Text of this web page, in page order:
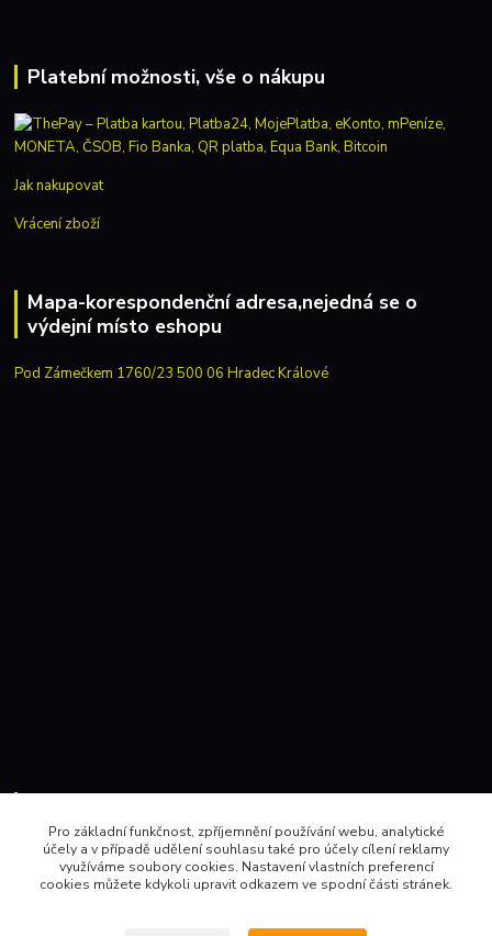
Platební možnosti, vše o nákupu
Jak nakupovat
Vrácení zboží
Mapa-korespondenční adresa,nejedná se o
výdejní místo eshopu
Pod Zámečkem 1760/23 500 06 Hradec Králové
604 157410 , 602 345528
Pro základní funkčnost, zpříjemnění používání webu, analytické
účely a v případě udělení souhlasu také pro účely cílení reklamy
využíváme soubory cookies. Nastavení vlastních preferencí
cookies můžete kdykoli upravit odkazem ve spodní části stránek.